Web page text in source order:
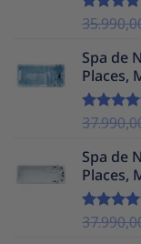
Note
Spa de
Places,
Note
Spa de
Places,
Note